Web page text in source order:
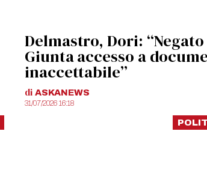
Delmastro, Dori: “Negato
Giunta accesso a
inaccettabile”
di ASKANEWS
31/07/2026 16:18